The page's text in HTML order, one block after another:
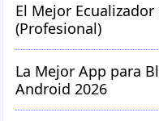
El Mejor
(Profesional)
La Mejor App para
Android 2026